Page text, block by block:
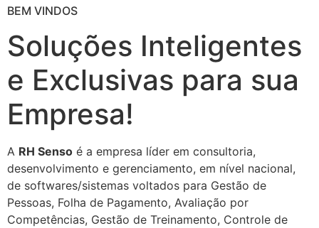
BEM VINDOS
Soluções Inteligentes
e Exclusivas para sua
Empresa!
A RH Senso é a empresa líder em consultoria,
desenvolvimento e gerenciamento, em nível nacional,
de softwares/sistemas voltados para Gestão de
Pessoas, Folha de Pagamento, Avaliação por
Competências, Gestão de Treinamento, Controle de